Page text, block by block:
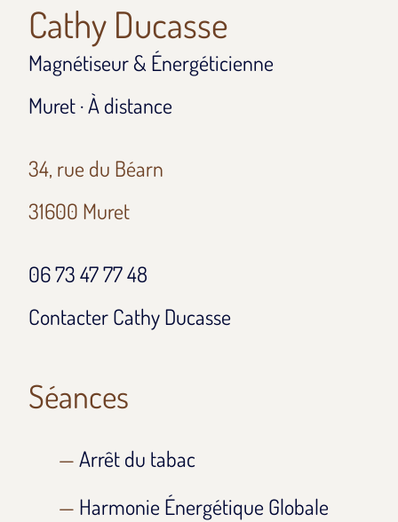
Cathy Ducasse
Magnétiseur & Énergéticienne
Muret · À distance
34, rue du Béarn
31600 Muret
06 73 47 77 48
Contacter Cathy Ducasse
Séances
Arrêt du tabac
Harmonie Énergétique Globale